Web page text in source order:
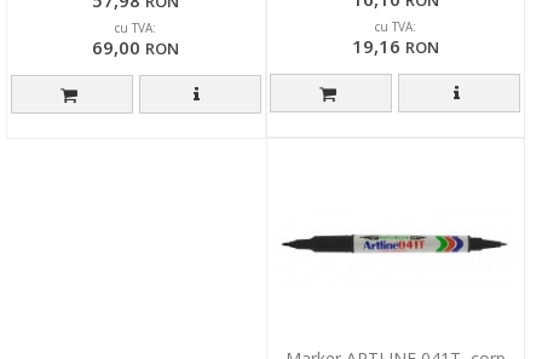
cu TVA:
69,00 RON
cu TVA:
19,16 RON